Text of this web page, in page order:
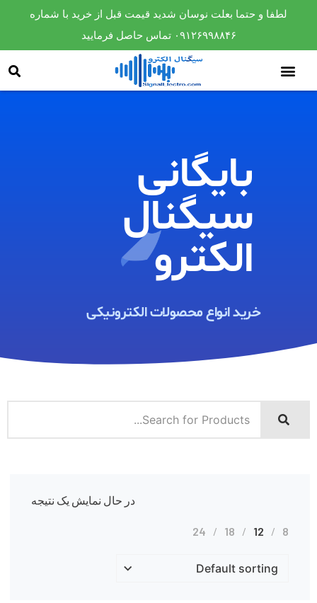
لطفا و حتما بعلت نوسان شدید قیمت قبل از خرید با شماره
۰۹۱۲۶۹۹۸۸۴۶ تماس حاصل فرمایید
بایگانی
سیگنال
الکترو​
خرید انواع محصولات الکترونیکی ​
در حال نمایش یک نتیجه
8
12
18
24